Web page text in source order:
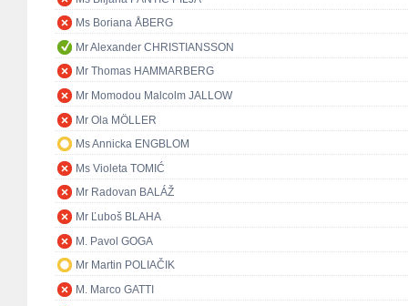
Ms Boriana ÅBERG
Mr Alexander CHRISTIANSSON
Mr Thomas HAMMARBERG
Mr Momodou Malcolm JALLOW
Mr Ola MÖLLER
Ms Annicka ENGBLOM
Ms Violeta TOMIĆ
Mr Radovan BALÁŽ
Mr Ľuboš BLAHA
M. Pavol GOGA
Mr Martin POLIAČIK
M. Marco GATTI